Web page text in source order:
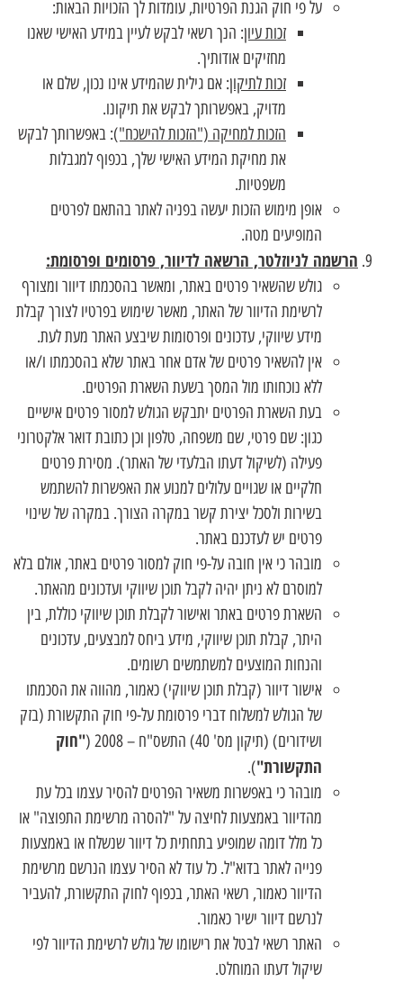
על פי חוק הגנת הפרטיות, עומדות לך הזכויות הבאות:
זכות עיון: הנך רשאי לבקש לעיין במידע האישי שאנו
מחזיקים אודותיך.
זכות לתיקון: אם גילית שהמידע אינו נכון, שלם או
מדויק, באפשרותך לבקש את תיקונו.
הזכות למחיקה ("הזכות להישכח"): באפשרותך לבקש
את מחיקת המידע האישי שלך, בכפוף למגבלות
משפטיות.
אופן מימוש הזכות יעשה בפניה לאתר בהתאם לפרטים
המופיעים מטה.
הרשמה לניוזלטר, הרשאה לדיוור, פרסומים ופרסומת:
גולש שהשאיר פרטים באתר, ומאשר בהסכמתו דיוור ומצורף
לרשימת הדיוור של האתר, מאשר שימוש בפרטיו לצורך קבלת
מידע שיווקי, עדכונים ופרסומות שיבצע האתר מעת לעת.
אין להשאיר פרטים של אדם אחר באתר שלא בהסכמתו ו/או
ללא נוכחותו מול המסך בשעת השארת הפרטים.
בעת השארת הפרטים יתבקש הגולש למסור פרטים אישיים
כגון: שם פרטי, שם משפחה, טלפון וכן כתובת דואר אלקטרוני
פעילה (לשיקול דעתו הבלעדי של האתר). מסירת פרטים
חלקיים או שגויים עלולים למנוע את האפשרות להשתמש
בשירות ולסכל יצירת קשר במקרה הצורך. במקרה של שינוי
פרטים יש לעדכנם באתר.
מובהר כי אין חובה על-פי חוק למסור פרטים באתר, אולם בלא
למוסרם לא ניתן יהיה לקבל תוכן שיווקי ועדכונים מהאתר.
השארת פרטים באתר ואישור לקבלת תוכן שיווקי כוללת, בין
היתר, קבלת תוכן שיווקי, מידע ביחס למבצעים, עדכונים
והנחות המוצעים למשתמשים רשומים.
אישור דיוור (קבלת תוכן שיווקי) כאמור, מהווה את הסכמתו
של הגולש למשלוח דברי פרסומת על-פי חוק התקשורת (בזק
ושידורים) (תיקון מס' 40) התשס"ח – 2008 (
"חוק
התקשורת").
מובהר כי באפשרות משאיר הפרטים להסיר עצמו בכל עת
מהדיוור באמצעות לחיצה על "להסרה מרשימת התפוצה" או
כל מלל דומה שמופיע בתחתית כל דיוור שנשלח או באמצעות
פנייה לאתר בדוא"ל. כל עוד לא הסיר עצמו הנרשם מרשימת
הדיוור כאמור, רשאי האתר, בכפוף לחוק התקשורת, להעביר
לנרשם דיוור ישיר כאמור.
האתר רשאי לבטל את רישומו של גולש לרשימת הדיוור לפי
שיקול דעתו המוחלט.